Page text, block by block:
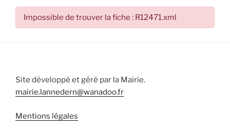
Impossible de trouver la fiche : R12471.xml
Site développé et géré par la Mairie.
mairie.lannedern@wanadoo.fr
Mentions légales